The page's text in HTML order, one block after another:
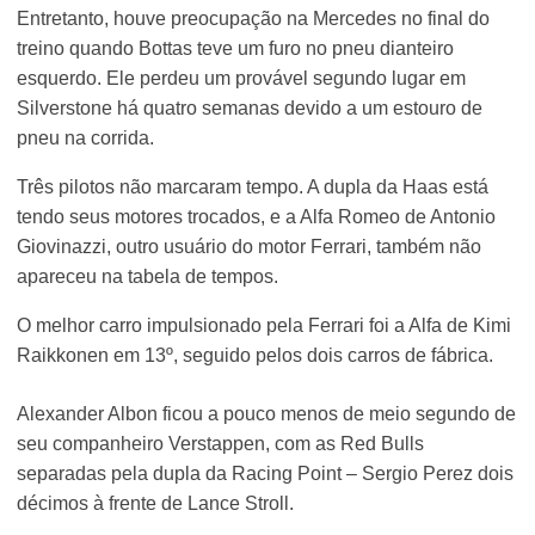
Entretanto, houve preocupação na Mercedes no final do
treino quando Bottas teve um furo no pneu dianteiro
esquerdo. Ele perdeu um provável segundo lugar em
Silverstone há quatro semanas devido a um estouro de
pneu na corrida.
Três pilotos não marcaram tempo. A dupla da Haas está
tendo seus motores trocados, e a Alfa Romeo de Antonio
Giovinazzi, outro usuário do motor Ferrari, também não
apareceu na tabela de tempos.
O melhor carro impulsionado pela Ferrari foi a Alfa de Kimi
Raikkonen em 13º, seguido pelos dois carros de fábrica.
Alexander Albon ficou a pouco menos de meio segundo de
seu companheiro Verstappen, com as Red Bulls
separadas pela dupla da Racing Point – Sergio Perez dois
décimos à frente de Lance Stroll.